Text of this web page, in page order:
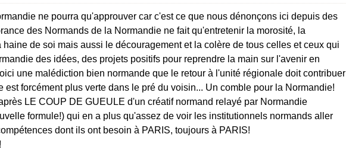
ne pourra qu'approuver car c'est ce que nous dénonçons ici depuis des
des Normands de la Normandie ne fait qu'entretenir la morosité, la
haine de soi mais aussi le découragement et la colère de tous celles et ceux qui
des idées, des projets positifs pour reprendre la main sur l'avenir en
une malédiction bien normande que le retour à l'unité régionale doit contribuer
est forcément plus verte dans le pré du voisin... Un comble pour la Normandie!
LE COUP DE GUEULE d'un créatif normand relayé par Normandie
formule!) qui en a plus qu'assez de voir les institutionnels normands aller
dont ils ont besoin à PARIS, toujours à PARIS!